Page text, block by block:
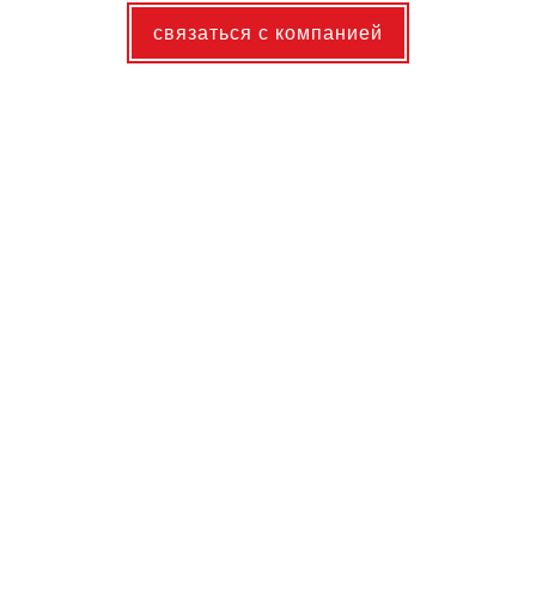
связаться с компанией